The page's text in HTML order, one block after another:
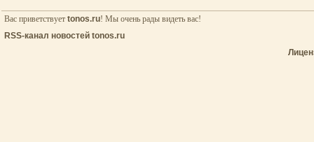
Вас приветствует tonos.ru! Мы очень рады видеть вас!
RSS-канал новостей tonos.ru